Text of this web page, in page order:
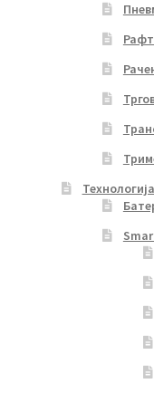
Технологија